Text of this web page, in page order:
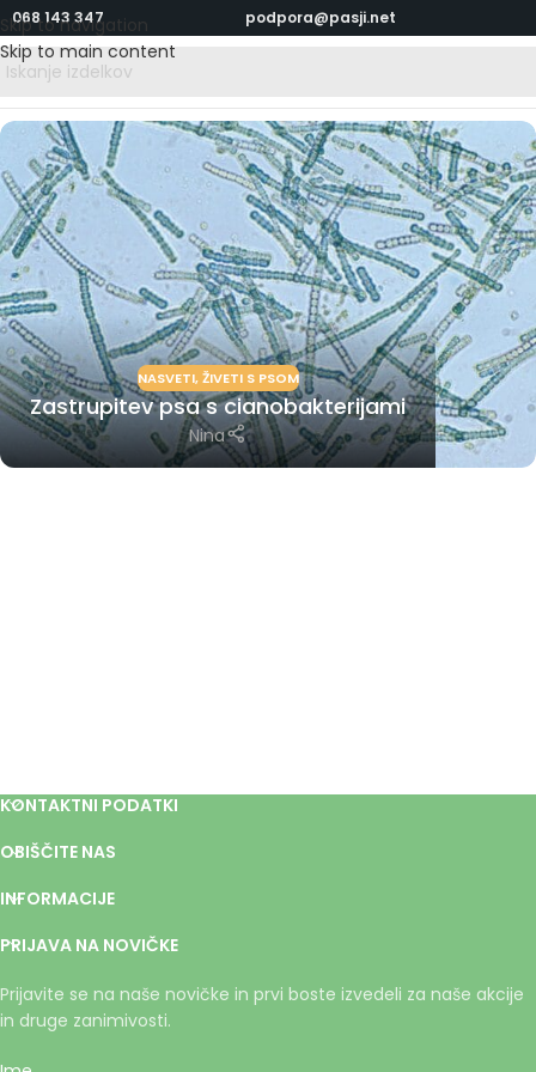
Skip to navigation
Skip to main content
068 143 347 podpora@pasji.net
NASVETI,ŽIVETI S PSOM
Zastrupitev psa s cianobakterijami
Nina
KONTAKTNI PODATKI
OBIŠČITE NAS
INFORMACIJE
PRIJAVA NA NOVIČKE
Prijavite se na naše novičke in prvi boste izvedeli za naše akcije
in druge zanimivosti.